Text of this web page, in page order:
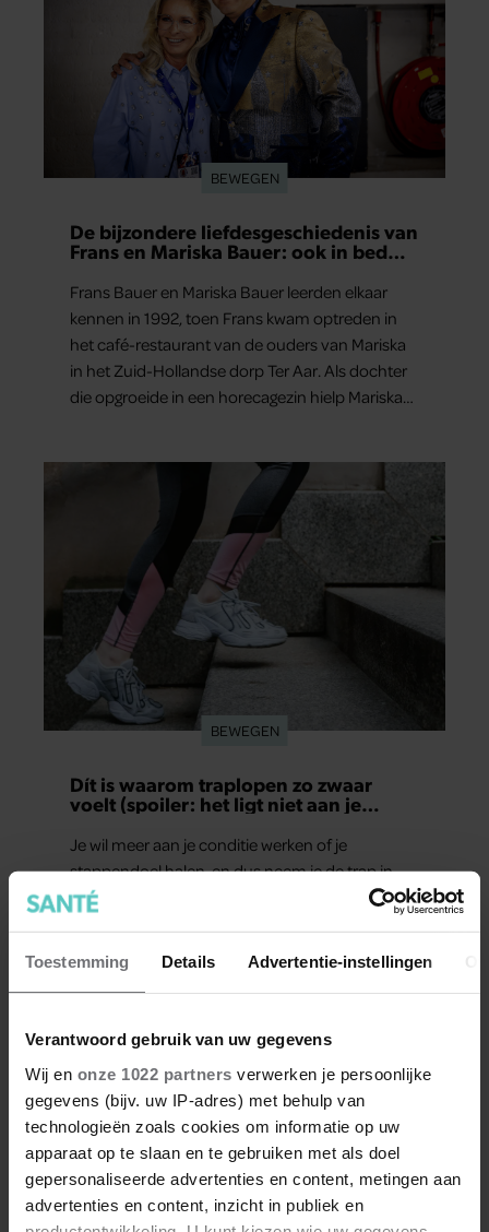
Toestemming Details Advertentie-instellingen
Verantwoord gebruik van uw gegevens
Wij en onze 1022 partners verwerken je persoonlijke
gegevens (bijv. uw IP-adres) met behulp van
technologieën zoals cookies om informatie op uw
apparaat op te slaan en te gebruiken met als doel
gepersonaliseerde advertenties en content, metingen aan
advertenties en content, inzicht in publiek en
BEWEGEN
De bijzondere liefdesgeschiedenis van
Frans en Mariska Bauer: ook in bed
Frans Bauer en Mariska Bauer leerden elkaar
kennen in 1992, toen Frans kwam optreden in
het café-restaurant van de ouders van Mariska
in het Zuid-Hollandse dorp Ter Aar. Als dochter
die opgroeide in een horecagezin hielp Mariska
BEWEGEN
Dít is waarom traplopen zo zwaar
voelt (spoiler: het ligt niet aan je
Je wil meer aan je conditie werken of je
stappendoel halen, en dus neem je de trap in
plaats van de roltrap of lift. Maar halverwege
Meer van Santé